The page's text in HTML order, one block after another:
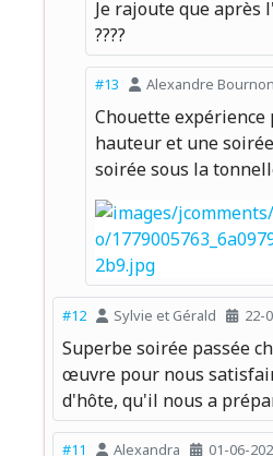
Je rajoute que après
????
#13 Alexandre
Chouette expérience
hauteur et une
soirée sous la
#12 Sylvie et Gérald 22-
Superbe soirée passée
œuvre pour nous
d'hôte, qu'il nous a
#11 Alexandra 01-06-